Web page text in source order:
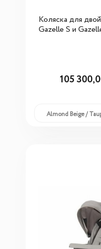
Коляска для
Gazelle S и
105